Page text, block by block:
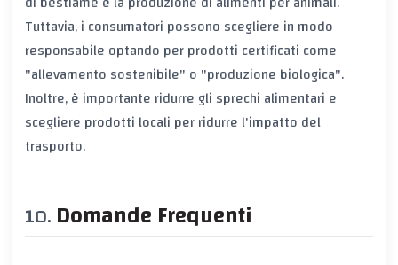
Tuttavia, i consumatori possono scegliere in modo
responsabile optando per prodotti certificati come
"allevamento sostenibile" o "produzione biologica".
Inoltre, è importante ridurre gli sprechi alimentari e
scegliere prodotti locali per ridurre l'impatto del
trasporto.
Domande Frequenti